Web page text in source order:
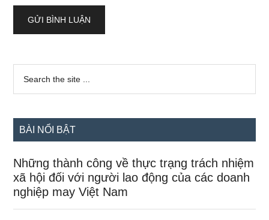
Sidebar
chính
...
BÀI NỔI BẬT
Những thành công về thực trạng trách nhiệm
xã hội đối với người lao động của các doanh
nghiệp may Việt Nam